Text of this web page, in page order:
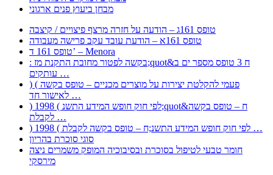
מבחן ביעוץ פנים ארגוני
טופס 161ג – הודעה על חזרה מרצף פיצויים / קיצבה
טופס 161א – הודעת עובד עקב פרישה מעבודה
טופס 161 ד’ – Menora
: בקשה לפטור מחובת התקנת מז;quot&ח 3 טופס מספר ים ב
עותקים …
) ( פעמי להקלטת יצירות על מוצרים מכניים – טופס בקשה
לאישור חד …
) 1998 ( לפי חוק חופש המידע התשנ;quot&ח – טופס בקשה
לקבלת …
) 1998 ( לפי חוק חופש המידע התשנ;ח – טופס בקשה לקבלת …
סוגי סוכרת בהריון
חומר טבעי לטיפול בסוכרת ובסיבוכיה המופק משמרים ניצה
מירסקי